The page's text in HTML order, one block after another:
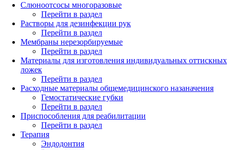
Слюноотсосы многоразовые
Перейти в раздел
Растворы для дезинфекции рук
Перейти в раздел
Мембраны нерезорбируемые
Перейти в раздел
Материалы для изготовления индивидуальных оттискных
ложек
Перейти в раздел
Расходные материалы общемедицинского назаначения
Гемостатические губки
Перейти в раздел
Приспособления для реабилитации
Перейти в раздел
Терапия
Эндодонтия